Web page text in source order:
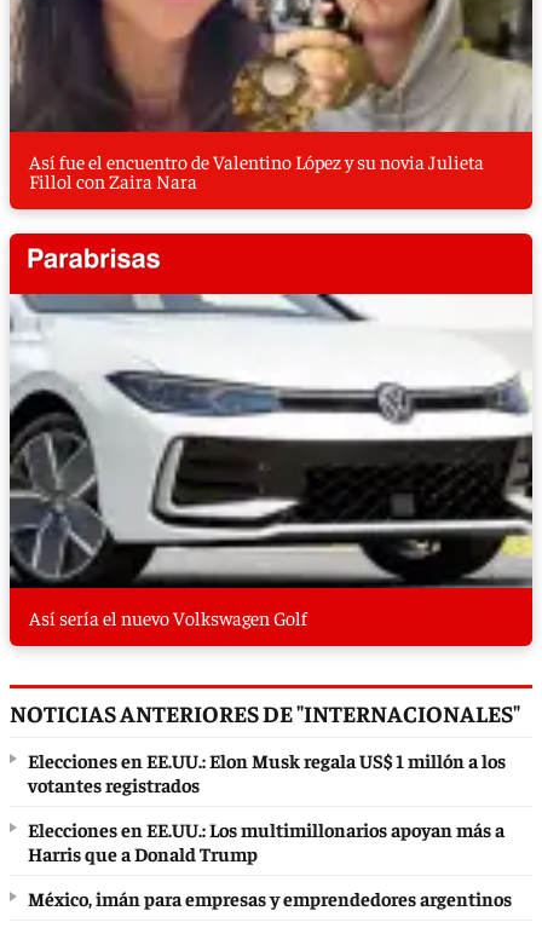
Así fue el encuentro de Valentino López y su novia Julieta
Fillol con Zaira Nara
Así sería el nuevo Volkswagen Golf
NOTICIAS ANTERIORES DE "INTERNACIONALES"
Elecciones en EE.UU.: Elon Musk regala US$ 1 millón a los
votantes registrados
Elecciones en EE.UU.: Los multimillonarios apoyan más a
Harris que a Donald Trump
México, imán para empresas y emprendedores argentinos